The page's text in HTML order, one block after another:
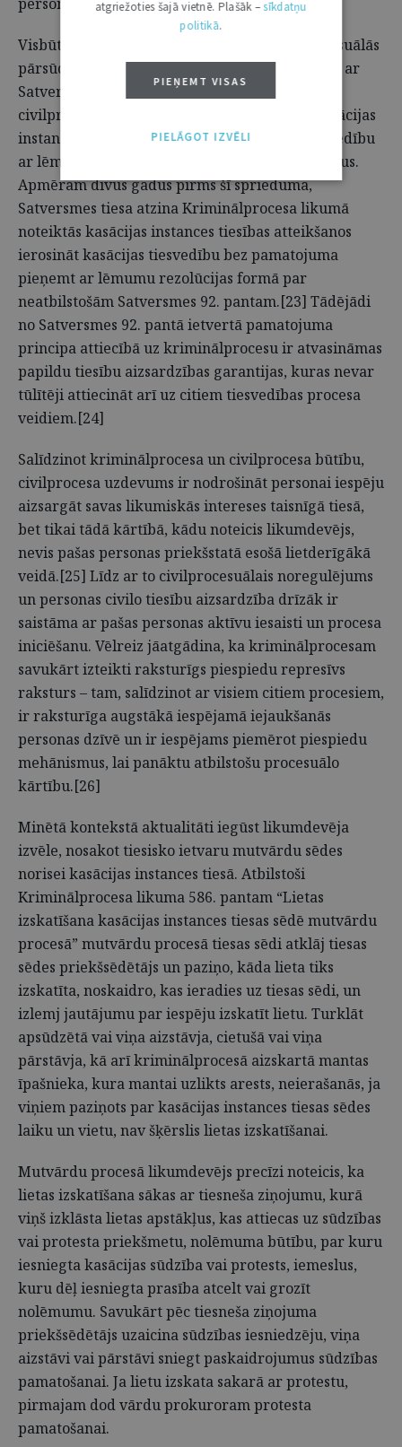
Visbūtiskāk civilprocesuālās un kriminālprocesuālās
pārsūdzības elementu atšķirības tika iezīmētas ar
Satversmes tiesas spriedumu, kas noteica, ka
civilprocesā, atšķirībā no kriminālprocesa, kasācijas
instance drīkst atteikt ierosināt kasācijas tiesvedību
ar lēmumu rezolūcijas formā, nenorādot motīvus.
Apmēram divus gadus pirms šī sprieduma,
Satversmes tiesa atzina Kriminālprocesa likumā
noteiktās kasācijas instances tiesības atteikšanos
ierosināt kasācijas tiesvedību bez pamatojuma
pieņemt ar lēmumu rezolūcijas formā par
neatbilstošām Satversmes 92. pantam.[23] Tādējādi
no Satversmes 92. pantā ietvertā pamatojuma
principa attiecībā uz kriminālprocesu ir atvasināmas
papildu tiesību aizsardzības garantijas, kuras nevar
tūlītēji attiecināt arī uz citiem tiesvedības procesa
veidiem.[24]
Salīdzinot kriminālprocesa un civilprocesa būtību,
civilprocesa uzdevums ir nodrošināt personai iespēju
aizsargāt savas likumiskās intereses taisnīgā tiesā,
bet tikai tādā kārtībā, kādu noteicis likumdevējs,
nevis pašas personas priekšstatā esošā lietderīgākā
veidā.[25] Līdz ar to civilprocesuālais noregulējums
un personas civilo tiesību aizsardzība drīzāk ir
saistāma ar pašas personas aktīvu iesaisti un procesa
iniciēšanu. Vēlreiz jāatgādina, ka kriminālprocesam
savukārt izteikti raksturīgs piespiedu represīvs
raksturs – tam, salīdzinot ar visiem citiem procesiem,
ir raksturīga augstākā iespējamā iejaukšanās
personas dzīvē un ir iespējams piemērot piespiedu
mehānismus, lai panāktu atbilstošu procesuālo
kārtību.[26]
Minētā kontekstā aktualitāti iegūst likumdevēja
izvēle, nosakot tiesisko ietvaru mutvārdu sēdes
norisei kasācijas instances tiesā. Atbilstoši
Kriminālprocesa likuma 586. pantam “Lietas
izskatīšana kasācijas instances tiesas sēdē mutvārdu
procesā” mutvārdu procesā tiesas sēdi atklāj tiesas
sēdes priekšsēdētājs un paziņo, kāda lieta tiks
izskatīta, noskaidro, kas ieradies uz tiesas sēdi, un
izlemj jautājumu par iespēju izskatīt lietu. Turklāt
apsūdzētā vai viņa aizstāvja, cietušā vai viņa
pārstāvja, kā arī kriminālprocesā aizskartā mantas
īpašnieka, kura mantai uzlikts arests, neierašanās, ja
viņiem paziņots par kasācijas instances tiesas sēdes
laiku un vietu, nav šķērslis lietas izskatīšanai.
Mutvārdu procesā likumdevējs precīzi noteicis, ka
lietas izskatīšana sākas ar tiesneša ziņojumu, kurā
viņš izklāsta lietas apstākļus, kas attiecas uz sūdzības
vai protesta priekšmetu, nolēmuma būtību, par kuru
iesniegta kasācijas sūdzība vai protests, iemeslus,
kuru dēļ iesniegta prasība atcelt vai grozīt
nolēmumu. Savukārt pēc tiesneša ziņojuma
priekšsēdētājs uzaicina sūdzības iesniedzēju, viņa
aizstāvi vai pārstāvi sniegt paskaidrojumus sūdzības
pamatošanai. Ja lietu izskata sakarā ar protestu,
pirmajam dod vārdu prokuroram protesta
pamatošanai.
atgriežoties šajā vietnē. Plašāk –sīkdatņu
politikā.
PIEŅEMT VISAS
PIELĀGOT IZVĒLI